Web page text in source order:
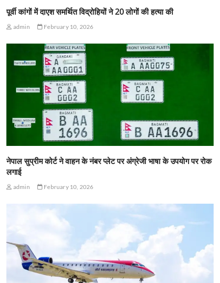
पूर्वी कांगों में दाएश समर्थित विद्रोहियों ने 20 लोगों की हत्या की
admin February 10, 2026
नेपाल सुप्रीम कोर्ट ने वाहन के नंबर प्लेट पर अंग्रेजी भाषा के उपयोग पर रोक
लगाई
admin February 10, 2026